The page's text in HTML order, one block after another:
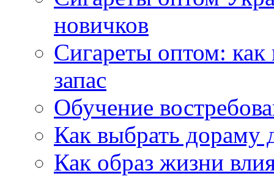
новичков
Сигареты оптом:
запас
Обучение
Как выбрать дораму
Как образ жизни